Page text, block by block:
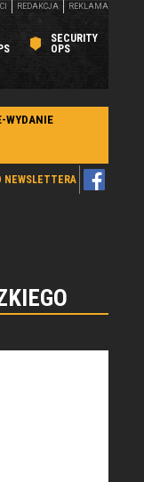
SECURITY
OPS
REDAKCJA REKLAMA
WYDANIE
NEWSLETTERA